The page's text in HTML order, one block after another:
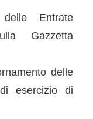
Entrate
Gazzetta
delle
esercizio di